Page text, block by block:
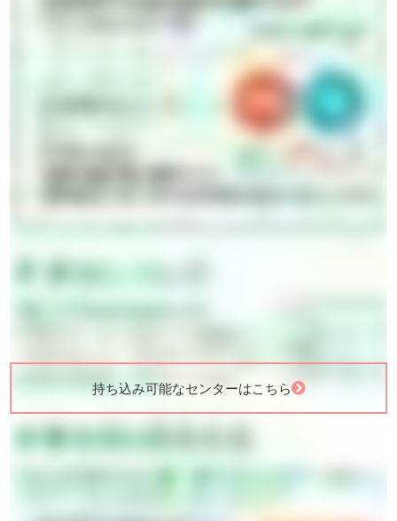
持ち込み可能なセンターはこちら